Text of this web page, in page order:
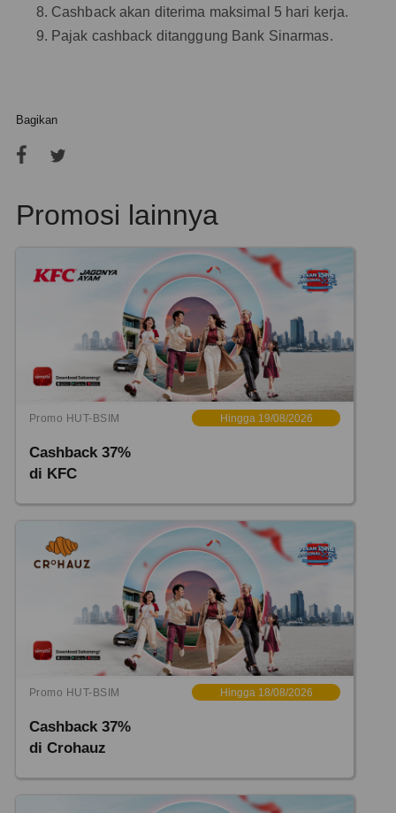
Cashback akan diterima maksimal 5 hari kerja.
Pajak cashback ditanggung Bank Sinarmas.
Bagikan
Promosi lainnya
Promo HUT-BSIM Hingga 19/08/2026
Cashback 37%
di KFC
Promo HUT-BSIM Hingga 18/08/2026
Cashback 37%
di Crohauz